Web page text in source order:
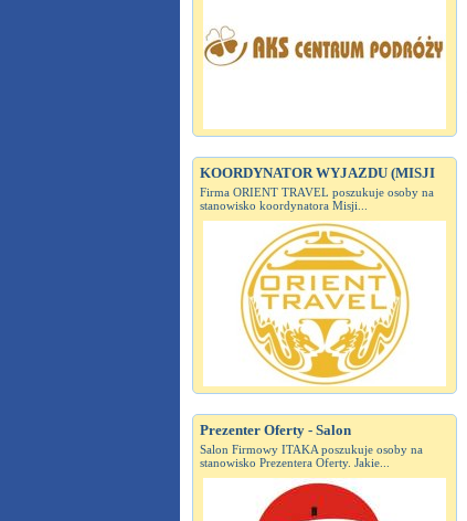
KOORDYNATOR WYJAZDU (MISJI
Firma ORIENT TRAVEL poszukuje osoby na
stanowisko koordynatora Misji...
Prezenter Oferty - Salon
Salon Firmowy ITAKA poszukuje osoby na
stanowisko Prezentera Oferty. Jakie...